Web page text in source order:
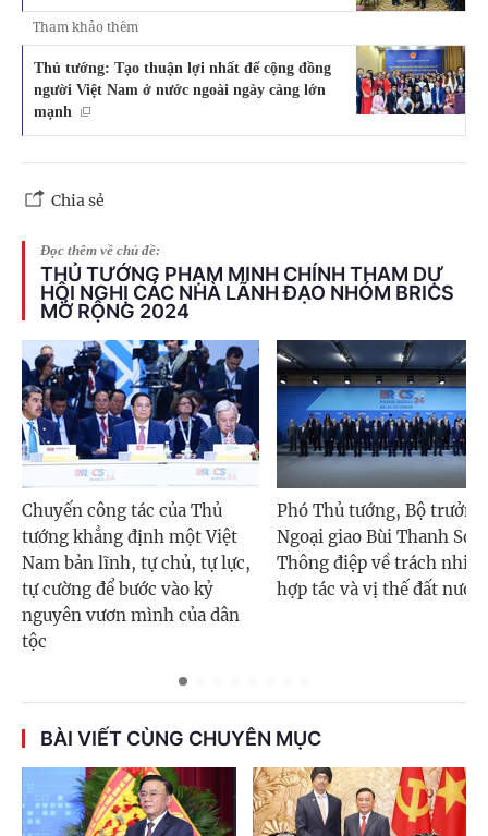
Tham khảo thêm
Thủ tướng: Tạo thuận lợi nhất để cộng đồng
người Việt Nam ở nước ngoài ngày càng lớn
mạnh
Chia sẻ
Đọc thêm về chủ đề:
THỦ TƯỚNG PHẠM MINH CHÍNH THAM DỰ
HỘI NGHỊ CÁC NHÀ LÃNH ĐẠO NHÓM BRICS
MỞ RỘNG 2024
Chuyến công tác của Thủ
tướng khẳng định một Việt
Nam bản lĩnh, tự chủ, tự lực,
tự cường để bước vào kỷ
nguyên vươn mình của dân
tộc
Phó Thủ tướng, Bộ trưởng
Ngoại giao Bùi Thanh Sơn:
Thông điệp về trách
hợp tác và vị thế đất nước
BÀI VIẾT CÙNG CHUYÊN MỤC